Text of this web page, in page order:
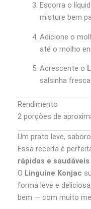
Escorra o
misture bem
Adicione o
até o molho
Acrescente o
salsinha
Rendimento
2 porções de
Um prato leve,
Essa receita é
rápidas e saudáveis
O Linguine Konjac
forma leve e
bem — com muito